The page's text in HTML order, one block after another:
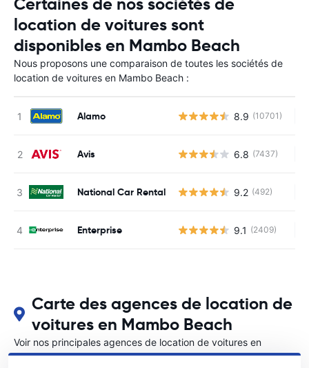
Certaines de nos sociétés de
location de voitures sont
disponibles en Mambo Beach
Nous proposons une comparaison de toutes les sociétés de
location de voitures en Mambo Beach :
Alamo 8.9 (10701)
Avis 6.8 (7437)
National Car Rental 9.2 (492)
Enterprise 9.1 (2409)
Carte des agences de location de
voitures en Mambo Beach
Voir nos principales agences de location de voitures en
Mambo Beach